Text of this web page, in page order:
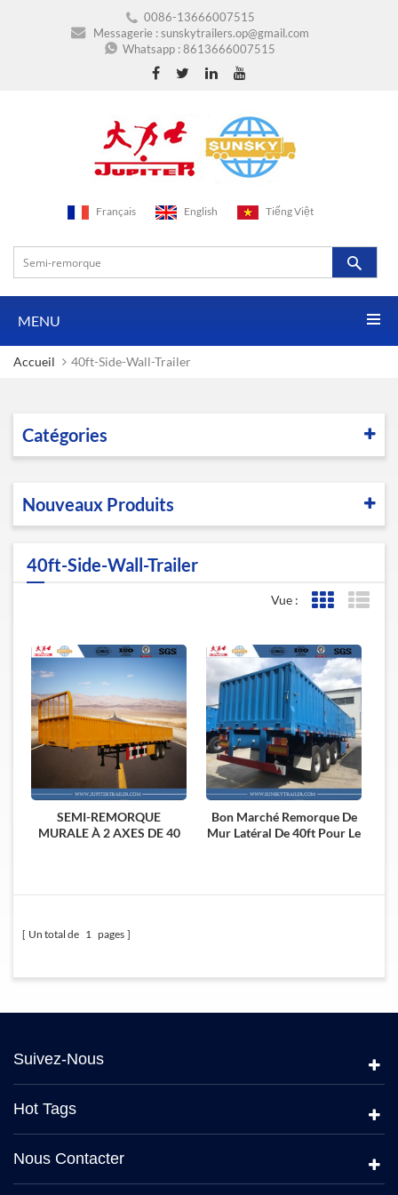
0086-13666007515
Messagerie :sunskytrailers.op@gmail.com
Whatsapp :8613666007515
Français English Tiếng Việt
MENU
Accueil 40ft-Side-Wall-Trailer
Catégories
Nouveaux Produits
40ft-Side-Wall-Trailer
Vue : Affichage
SEMI-REMORQUE
MURALE À 2 AXES DE 40
Bon Marché Remorque De
Mur Latéral De 40ft Pour Le
Un total de 1 pages
Suivez-Nous
Hot Tags
Nous Contacter